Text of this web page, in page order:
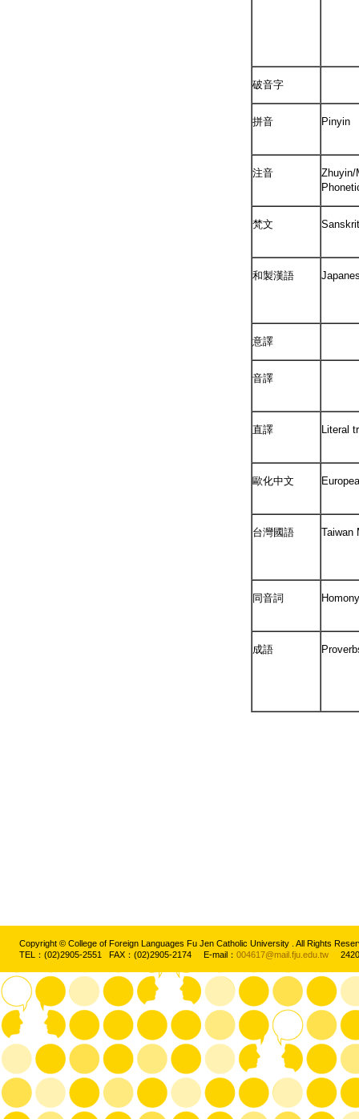
破音字
拼音 Pinyin
注音
Zhuyin/
梵文 Sanskrit
和製漢語
意譯
音譯
直譯 Literal
歐化中文
台灣國語 Taiwan
同音詞
成語
Copyright © College of Foreign Languages Fu Jen Catholic University . All Rights
TEL：(02)2905-2551 FAX：(02)2905-2174 E-mail： 004617@mail.fju.edu.tw